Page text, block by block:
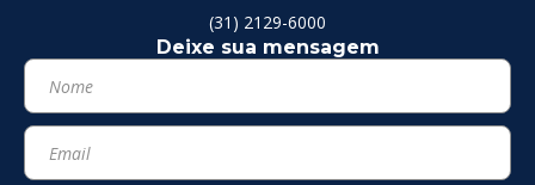
(31) 2129-6000
Deixe sua mensagem